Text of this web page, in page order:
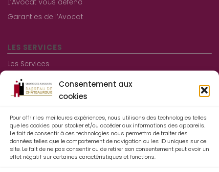
Consentement aux
cookies
Pour offrir les meilleures expériences, nous utilisons des technologies telles
que les cookies pour stocker et/ou accéder aux informations des appareils.
Le fait de consentir à ces technologies nous permettra de traiter des
données telles que le comportement de navigation ou les ID uniques sur ce
site. Le fait de ne pas consentir ou de retirer son consentement peut avoir un
effet négatif sur certaines caractéristiques et fonctions.
Garanties de l’Avocat
LES SERVICES
Les Services
Les consultations gratuites
Aide juridictionnelle
Informations pratiques
Contact
Mentions légales